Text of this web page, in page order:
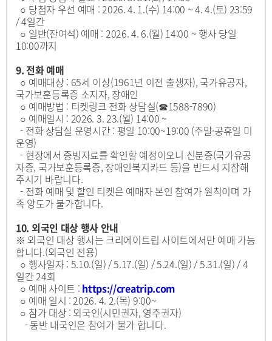
○ 당첨자 우선 예매 : 2026. 4. 1.(수) 14:00 ~ 4. 4.(토) 23:59
/ 4일간
○ 일반(잔여석) 예매 : 2026. 4. 6.(월) 14:00 ~ 행사 당일
10:00까지
9. 전화 예매
○ 예매대상 : 65세 이상(1961년 이전 출생자), 국가유공자,
국가보훈등록증 소지자, 장애인
○ 예매방법 : 티켓링크 전화 상담실(☎1588-7890)
○ 예매일시 : 2026. 3. 23.(월) 14:00 ~
- 전화 상담실 운영시간 : 평일 10:00~19:00 (주말·공휴일 미
운영)
- 현장에서 증빙자료를 확인할 예정이오니 신분증(국가유공
자증, 국가보훈등록증, 장애인복지카드 등)을 반드시 지참해
주시기 바랍니다.
- 전화 예매 및 할인 티켓은 예매자 본인 참여가 원칙이며 가
족 양도가 불가합니다.
10. 외국인 대상 행사 안내
※ 외국인 대상 행사는 크리에이트립 사이트에서만 예매 가능
합니다.(외국인 전용)
○ 행사일자 : 5.10.(일) / 5.17.(일) / 5.24.(일) / 5.31.(일) / 4
일간 24회
○ 예매 사이트 : https://creatrip.com
○ 예매 일시 : 2026. 4. 2.(목) 9:00~
○ 참가 대상 : 외국인(시민권자, 영주권자)
- 동반 내국인은 참여가 불가 합니다.